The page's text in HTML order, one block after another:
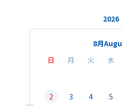
2026
8月
日
月 火 水
2
3 4 5